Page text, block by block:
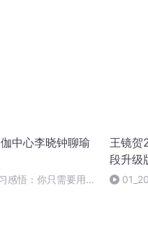
中心李晓钟聊瑜
感悟：你只需要用心
王镜贺
段升级